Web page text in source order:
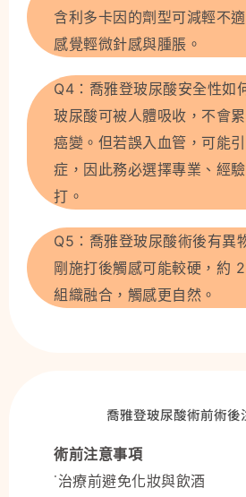
含利多卡因的劑型可減輕不
感覺輕微針感與腫脹。
Q4：喬雅登玻尿酸安全性如
玻尿酸可被人體吸收，不會
癌變。但若誤入血管，可能
症，因此務必選擇專業、經
打。
Q5：喬雅登玻尿酸術後有異
剛施打後觸感可能較硬，約
組織融合，觸感更自然。
喬雅登玻尿酸術前術後
術前注意事項
˙治療前避免化妝與飲酒